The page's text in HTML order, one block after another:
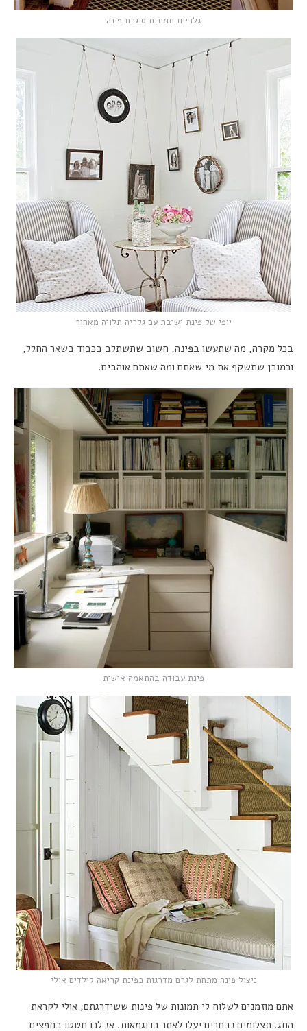
גלריית תמונות סוגרת פינה
יופי של פינת ישיבת עם גלריה תלויה מאחור
בכל מקרה, מה שתעשו בפינה, חשוב שתשתלב בכבוד בשאר החלל,
וכמובן שתשקף את מי שאתם ומה שאתם אוהבים.
פינת עבודה בהתאמה אישית
ניצול פינה מתחת לגרם מדרגות כפינת קריאה לילדים אולי
אתם מוזמנים לשלוח לי תמונות של פינות ששידרגתם, אולי לקראת
החג. תצלומים נבחרים יעלו לאתר כדוגמאות. אז לכו חטטו בחפצים